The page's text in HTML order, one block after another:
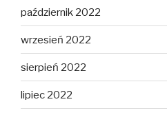
październik 2022
wrzesień 2022
sierpień 2022
lipiec 2022